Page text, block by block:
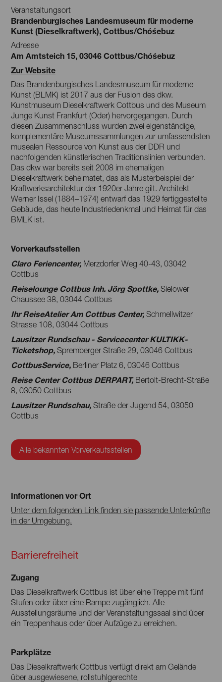
Veranstaltungsort
Brandenburgisches Landesmuseum für moderne
Kunst (Dieselkraftwerk), Cottbus/Chóśebuz
Adresse
Am Amtsteich 15, 03046 Cottbus/Chóśebuz
Zur Website
Das Brandenburgisches Landesmuseum für moderne
Kunst (BLMK) ist 2017 aus der Fusion des dkw.
Kunstmuseum Dieselkraftwerk Cottbus und des Museum
Junge Kunst Frankfurt (Oder) hervorgegangen. Durch
diesen Zusammenschluss wurden zwei eigenständige,
komplementäre Museumssammlungen zur umfassendsten
musealen Ressource von Kunst aus der DDR und
nachfolgenden künstlerischen Traditionslinien verbunden.
Das dkw war bereits seit 2008 im ehemaligen
Dieselkraftwerk beheimatet, das als Musterbeispiel der
Kraftwerksarchitektur der 1920er Jahre gilt. Architekt
Werner Issel (1884–1974) entwarf das 1929 fertiggestellte
Gebäude, das heute Industriedenkmal und Heimat für das
BMLK ist.
Vorverkaufsstellen
Claro Feriencenter, Merzdorfer Weg 40-43, 03042
Cottbus
Reiselounge Cottbus Inh. Jörg Spottke, Sielower
Chaussee 38, 03044 Cottbus
Ihr ReiseAtelier Am Cottbus Center, Schmellwitzer
Strasse 108, 03044 Cottbus
Lausitzer Rundschau - Servicecenter KULTIKK-
Ticketshop, Spremberger Straße 29, 03046 Cottbus
CottbusService, Berliner Platz 6, 03046 Cottbus
Reise Center Cottbus DERPART, Bertolt-Brecht-Straße
8, 03050 Cottbus
Lausitzer Rundschau, Straße der Jugend 54, 03050
Cottbus
Alle bekannten Vorverkaufsstellen
Informationen vor Ort
Unter dem folgenden Link finden sie passende Unterkünfte
in der Umgebung.
Barrierefreiheit
Zugang
Das Dieselkraftwerk Cottbus ist über eine Treppe mit fünf
Stufen oder über eine Rampe zugänglich. Alle
Ausstellungsräume und der Veranstaltungssaal sind über
ein Treppenhaus oder über Aufzüge zu erreichen.
Parkplätze
Das Dieselkraftwerk Cottbus verfügt direkt am Gelände
über ausgewiesene, rollstuhlgerechte